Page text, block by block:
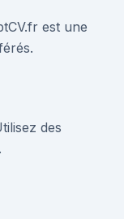
est une
des